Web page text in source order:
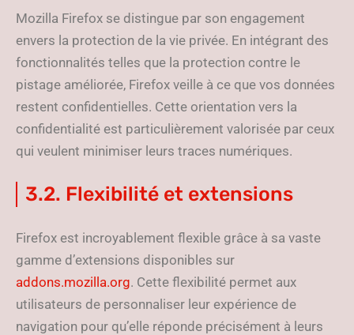
Mozilla Firefox se distingue par son engagement
envers la protection de la vie privée. En intégrant des
fonctionnalités telles que la protection contre le
pistage améliorée, Firefox veille à ce que vos données
restent confidentielles. Cette orientation vers la
confidentialité est particulièrement valorisée par ceux
qui veulent minimiser leurs traces numériques.
3.2. Flexibilité et extensions
Firefox est incroyablement flexible grâce à sa vaste
gamme d’extensions disponibles sur
addons.mozilla.org. Cette flexibilité permet aux
utilisateurs de personnaliser leur expérience de
navigation pour qu’elle réponde précisément à leurs